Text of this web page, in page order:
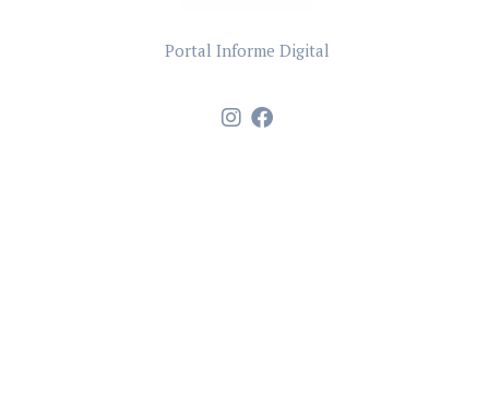
Portal Informe Digital